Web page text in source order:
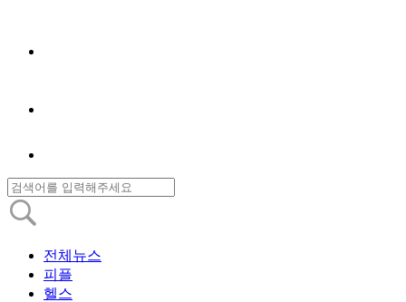
전체뉴스
피플
헬스